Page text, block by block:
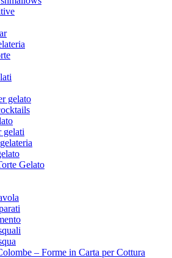
gelato
gelati
Gelato
– Forme in Carta per Cottura